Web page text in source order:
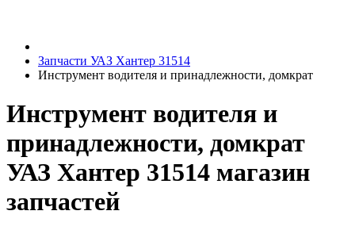
Запчасти УАЗ Хантер 31514
Инструмент водителя и принадлежности, домкрат
Инструмент водителя и
принадлежности, домкрат
УАЗ Хантер 31514 магазин
запчастей